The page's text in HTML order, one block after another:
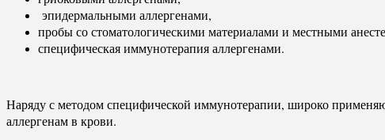
эпидермальными аллергенами,
пробы со стоматологическими материалами и местными
специфическая иммунотерапия аллергенами.
Наряду с методом специфической иммунотерапии, широко
аллергенам в крови.